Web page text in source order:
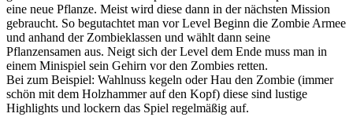
eine neue Pflanze. Meist wird diese dann in der nächsten Mission
gebraucht. So begutachtet man vor Level Beginn die Zombie Armee
und anhand der Zombieklassen und wählt dann seine
Pflanzensamen aus. Neigt sich der Level dem Ende muss man in
einem Minispiel sein Gehirn vor den Zombies retten.
Bei zum Beispiel: Wahlnuss kegeln oder Hau den Zombie (immer
schön mit dem Holzhammer auf den Kopf) diese sind lustige
Highlights und lockern das Spiel regelmäßig auf.